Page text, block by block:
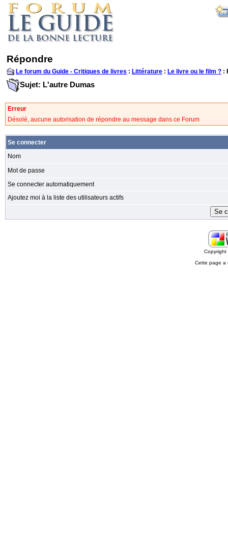
Répondre
Le forum du Guide - Critiques de livres : Littérature : Le livre ou le film ? :
Sujet: L'autre Dumas
Erreur
Désolé, aucune autorisation de répondre au message dans ce Forum
Se connecter
Nom
Mot de passe
Se connecter automatiquement
Ajoutez moi à la liste des utilisateurs actifs
Cette page a